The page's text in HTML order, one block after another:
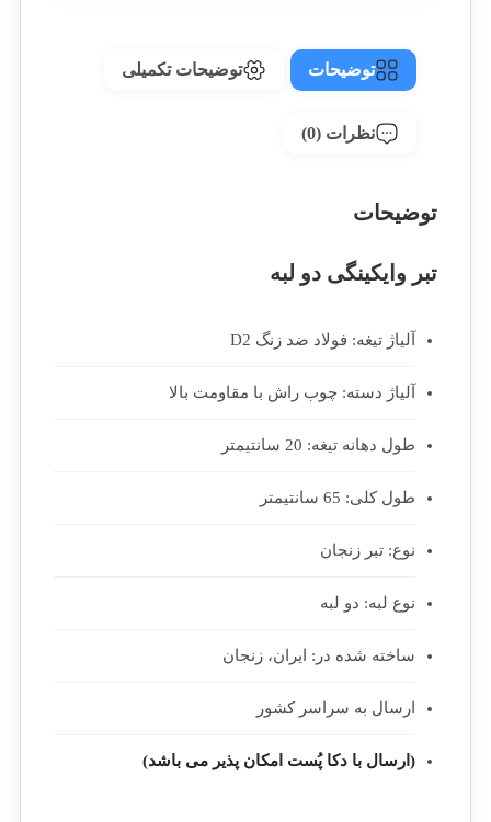
توضیحات توضیحات تکمیلی
نظرات (0)
توضیحات
تبر وایکینگی دو لبه
آلیاژ تیغه: فولاد ضد زنگ D2
آلیاژ دسته: چوب راش با مقاومت بالا
طول دهانه تیغه: 20 سانتیمتر
طول کلی: 65 سانتیمتر
نوع: تبر زنجان
نوع لبه: دو لبه
ساخته شده در: ایران، زنجان
ارسال به سراسر کشور
(ارسال با دکا پُست امکان پذیر می باشد)